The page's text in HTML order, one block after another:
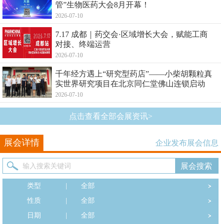
管”生物医药大会8月开幕！
2026-07-10
7.17 成都｜药交会·区域增长大会，赋能工商
对接、终端运营
2026-07-10
千年经方遇上“研究型药店”——小柴胡颗粒真
实世界研究项目在北京同仁堂佛山连锁启动
2026-07-10
点击查看全部会展资讯>
展会详情 企业发布展会信息
类型
全部
性质
全部
日期
全部